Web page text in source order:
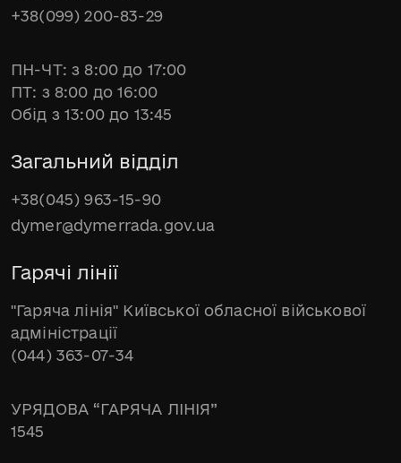
+38(099) 200-83-29
ПН-ЧТ: з 8:00 до 17:00
ПТ: з 8:00 до 16:00
Обід з 13:00 до 13:45
Загальний відділ
+38(045) 963-15-90
dymer@dymerrada.gov.ua
Гарячі лінії
"Гаряча лінія" Київської обласної військової
адміністрації
(044) 363-07-34
УРЯДОВА “ГАРЯЧА ЛІНІЯ”
1545